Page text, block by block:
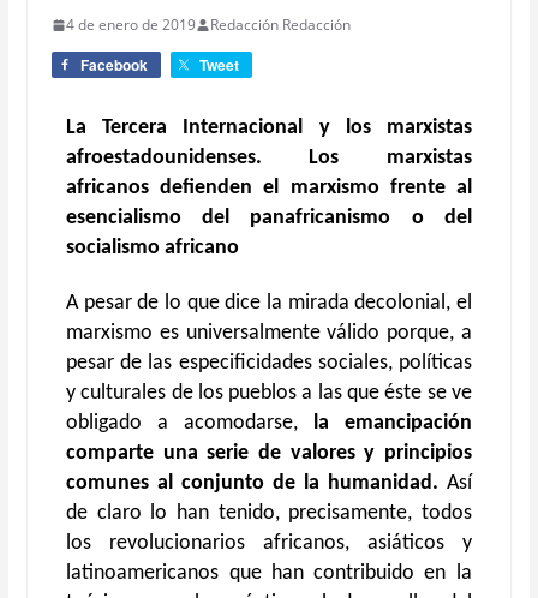
4 de enero de 2019 Redacción Redacción
Facebook Tweet
La Tercera Internacional y los marxistas
afroestadounidenses. Los marxistas
africanos defienden el marxismo frente al
esencialismo del panafricanismo o del
socialismo africano
A pesar de lo que dice la mirada decolonial, el
marxismo es universalmente válido porque, a
pesar de las especificidades sociales, políticas
y culturales de los pueblos a las que éste se ve
obligado a acomodarse, la emancipación
comparte una serie de valores y principios
comunes al conjunto de la humanidad. Así
de claro lo han tenido, precisamente, todos
los revolucionarios africanos, asiáticos y
latinoamericanos que han contribuido en la